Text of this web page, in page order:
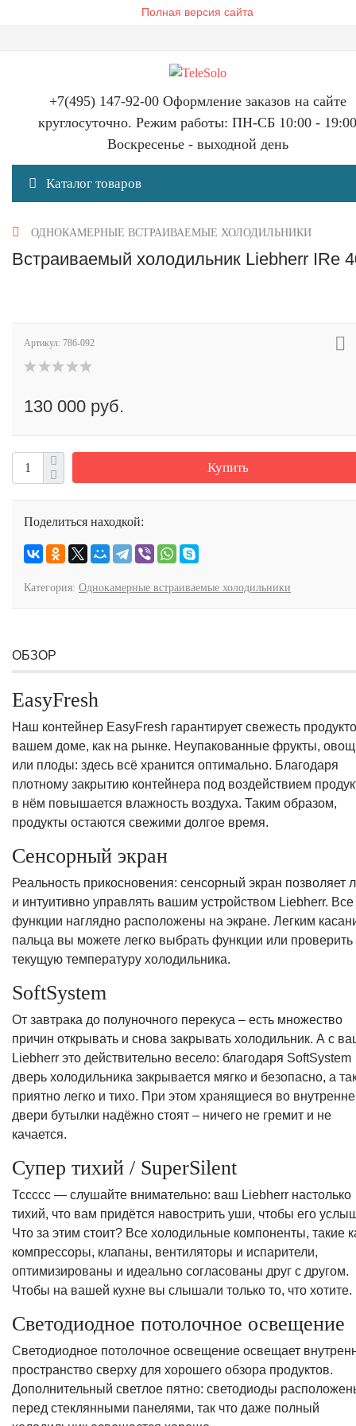
Полная версия сайта
+7(495) 147-92-00 Оформление заказов на сайте
круглосуточно. Режим работы: ПН-СБ 10:00 - 19:00
Воскресенье - выходной день
Каталог товаров
ОДНОКАМЕРНЫЕ ВСТРАИВАЕМЫЕ ХОЛОДИЛЬНИКИ
Встраиваемый холодильник Liebherr IRe
Артикул: 786-092
130 000 руб.
Купить
Поделиться находкой:
Категория: Однокамерные встраиваемые холодильники
ОБЗОР
EasyFresh
Наш контейнер EasyFresh гарантирует свежесть
вашем доме, как на рынке. Неупакованные фрукты,
или плоды: здесь всё хранится оптимально. Благодаря
плотному закрытию контейнера под воздействием
в нём повышается влажность воздуха. Таким образом,
продукты остаются свежими долгое время.
Сенсорный экран
Реальность прикосновения: сенсорный экран позволяет
и интуитивно управлять вашим устройством Liebherr. Все
функции наглядно расположены на экране. Легким
пальца вы можете легко выбрать функции или проверить
текущую температуру холодильника.
SoftSystem
От завтрака до полуночного перекуса – есть множество
причин открывать и снова закрывать холодильник. А с
Liebherr это действительно весело: благодаря SoftSystem
дверь холодильника закрывается мягко и безопасно, а
приятно легко и тихо. При этом хранящиеся во
двери бутылки надёжно стоят – ничего не гремит и не
качается.
Супер тихий / SuperSilent
Тссссс — слушайте внимательно: ваш Liebherr настолько
тихий, что вам придётся навострить уши, чтобы его
Что за этим стоит? Все холодильные компоненты, такие
компрессоры, клапаны, вентиляторы и испарители,
оптимизированы и идеально согласованы друг с другом.
Чтобы на вашей кухне вы слышали только то, что хотите.
Светодиодное потолочное освещение
Светодиодное потолочное освещение освещает
пространство сверху для хорошего обзора продуктов.
Дополнительный светлое пятно: светодиоды
перед стеклянными панелями, так что даже полный